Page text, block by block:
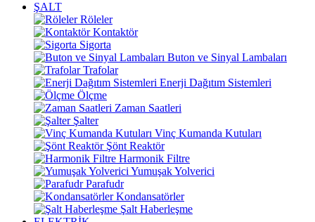
ŞALT
Röleler
Kontaktör
Sigorta
Buton ve Sinyal Lambaları
Trafolar
Enerji Dağıtım Sistemleri
Ölçme
Zaman Saatleri
Şalter
Vinç Kumanda Kutuları
Şönt Reaktör
Harmonik Filtre
Yumuşak Yolverici
Parafudr
Kondansatörler
Şalt Haberleşme